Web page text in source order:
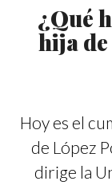
¿Qué
hija
Hoy es el
de López
dirige la